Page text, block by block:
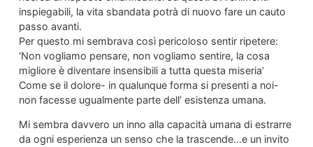
inspiegabili, la vita sbandata potrà di nuovo fare un cauto
passo avanti.
Per questo mi sembrava così pericoloso sentir ripetere:
‘Non vogliamo pensare, non vogliamo sentire, la cosa
migliore è diventare insensibili a tutta questa miseria’
Come se il dolore- in qualunque forma si presenti a noi-
non facesse ugualmente parte dell’ esistenza umana.
Mi sembra davvero un inno alla capacità umana di estrarre
da ogni esperienza un senso che la trascende…e un invito